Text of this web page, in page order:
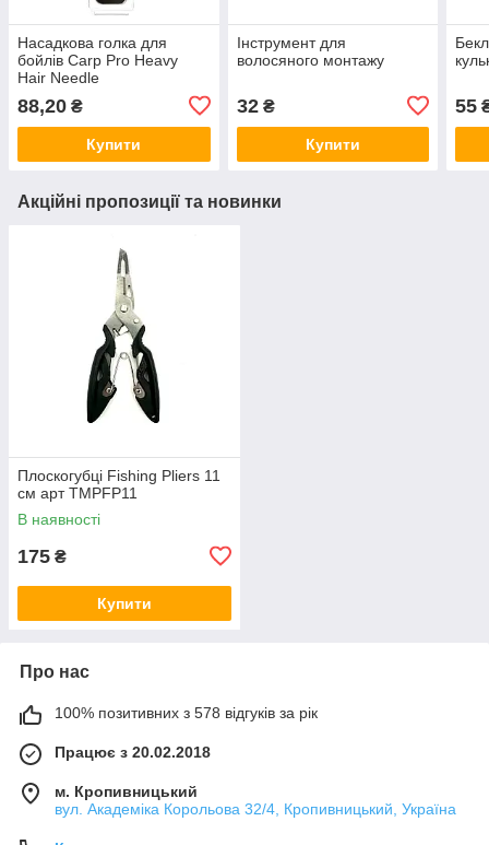
Насадкова голка для
бойлів Carp Pro Heavy
Hair Needle
88,20 ₴
Купити
Інструмент для
волосяного монтажу
32₴
Купити
55
Акційні пропозиції та новинки
Плоскогубці Fishing Pliers 11
см арт TMPFP11
В наявності
175 ₴
Купити
Про нас
100% позитивних з 578 відгуків за рік
Працює з 20.02.2018
м. Кропивницький
вул. Академіка Корольова 32/4, Кропивницький, Україна